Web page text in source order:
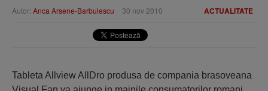
ACTUALITATE
Autor: Anca Arsene-Barbulescu 30 nov 2010
Tableta Allview AllDro produsa de compania brasoveana